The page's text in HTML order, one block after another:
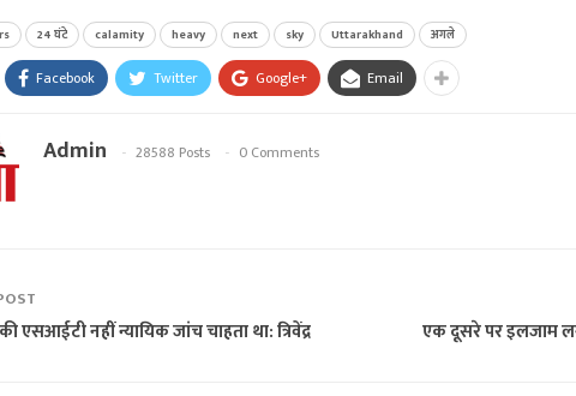
24 घंटे calamity heavy next sky Uttarakhand अगले
Facebook Twitter Google+ Email
Admin 28588 Posts 0 Comments
एसआईटी नहीं न्यायिक जांच चाहता था: त्रिवेंद्र
एक दूसरे पर इलजाम